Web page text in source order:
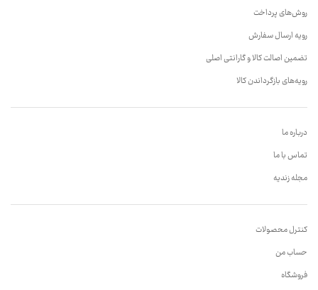
روش‌های پرداخت
رویه ارسال سفارش
تضمین اصالت کالا و گارانتی اصلی
رویه‌های بازگرداندن کالا
درباره ما
تماس با ما
مجله زندیه
کنترل محصولات
حساب من
فروشگاه